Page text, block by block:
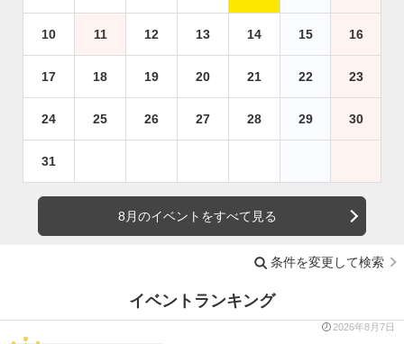
10 11 12 13 14 15 16
17 18 19 20 21 22 23
24 25 26 27 28 29 30
31
8月のイベントをすべて見る
条件を変更して検索
イベントランキング
2026年8月7日